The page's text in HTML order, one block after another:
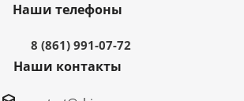
Наши телефоны
8 (861) 991-07-72
Наши контакты